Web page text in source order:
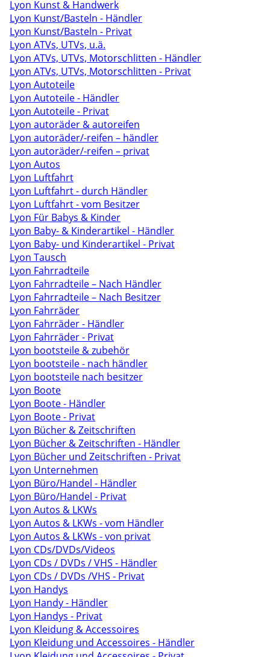
Lyon Kunst & Handwerk
Lyon Kunst/Basteln - Händler
Lyon Kunst/Basteln - Privat
Lyon ATVs, UTVs, u.ä.
Lyon ATVs, UTVs, Motorschlitten - Händler
Lyon ATVs, UTVs, Motorschlitten - Privat
Lyon Autoteile
Lyon Autoteile - Händler
Lyon Autoteile - Privat
Lyon autoräder & autoreifen
Lyon autoräder/-reifen – händler
Lyon autoräder/-reifen – privat
Lyon Autos
Lyon Luftfahrt
Lyon Luftfahrt - durch Händler
Lyon Luftfahrt - vom Besitzer
Lyon Für Babys & Kinder
Lyon Baby- & Kinderartikel - Händler
Lyon Baby- und Kinderartikel - Privat
Lyon Tausch
Lyon Fahrradteile
Lyon Fahrradteile – Nach Händler
Lyon Fahrradteile – Nach Besitzer
Lyon Fahrräder
Lyon Fahrräder - Händler
Lyon Fahrräder - Privat
Lyon bootsteile & zubehör
Lyon bootsteile - nach händler
Lyon bootsteile nach besitzer
Lyon Boote
Lyon Boote - Händler
Lyon Boote - Privat
Lyon Bücher & Zeitschriften
Lyon Bücher & Zeitschriften - Händler
Lyon Bücher und Zeitschriften - Privat
Lyon Unternehmen
Lyon Büro/Handel - Händler
Lyon Büro/Handel - Privat
Lyon Autos & LKWs
Lyon Autos & LKWs - vom Händler
Lyon Autos & LKWs - von privat
Lyon CDs/DVDs/Videos
Lyon CDs / DVDs / VHS - Händler
Lyon CDs / DVDs /VHS - Privat
Lyon Handys
Lyon Handy - Händler
Lyon Handys - Privat
Lyon Kleidung & Accessoires
Lyon Kleidung und Accessoires - Händler